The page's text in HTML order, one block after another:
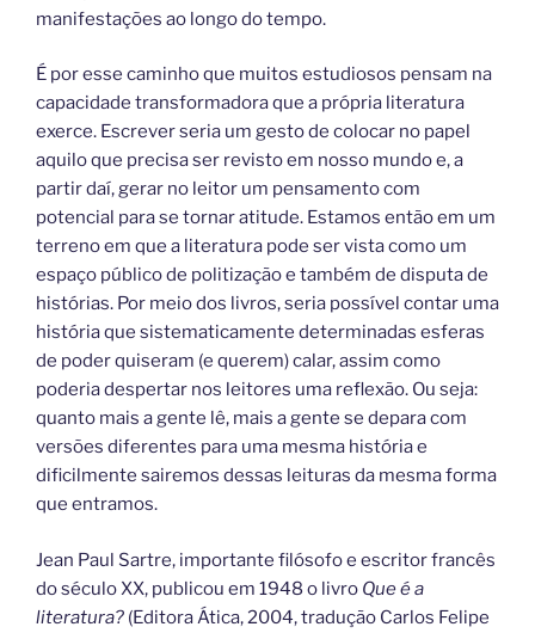
manifestações ao longo do tempo.
É por esse caminho que muitos estudiosos pensam na
capacidade transformadora que a própria literatura
exerce. Escrever seria um gesto de colocar no papel
aquilo que precisa ser revisto em nosso mundo e, a
partir daí, gerar no leitor um pensamento com
potencial para se tornar atitude. Estamos então em um
terreno em que a literatura pode ser vista como um
espaço público de politização e também de disputa de
histórias. Por meio dos livros, seria possível contar uma
história que sistematicamente determinadas esferas
de poder quiseram (e querem) calar, assim como
poderia despertar nos leitores uma reflexão. Ou seja:
quanto mais a gente lê, mais a gente se depara com
versões diferentes para uma mesma história e
dificilmente sairemos dessas leituras da mesma forma
que entramos.
Jean Paul Sartre, importante filósofo e escritor francês
do século XX, publicou em 1948 o livro Que é a
literatura? (Editora Ática, 2004, tradução Carlos Felipe